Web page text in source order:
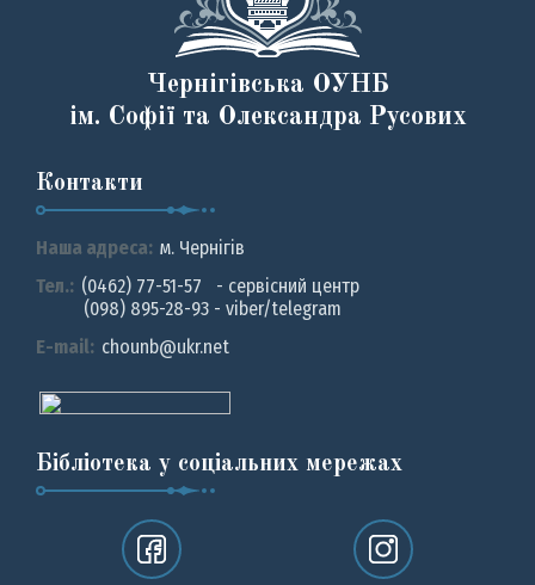
Чернігівська ОУНБ
ім. Софії та Олександра Русових
Контакти
Наша адреса: м. Чернiгiв
Тел.: (0462) 77-51-57 - сервісний центр
(098) 895-28-93 - viber/telegram
E-mail: chounb@ukr.net
Бібліотека у соціальних мережах